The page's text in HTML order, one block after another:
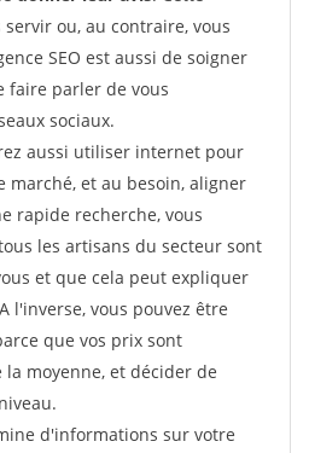
servir ou, au contraire, vous
SEO est aussi de soigner
faire parler de vous
sociaux.
aussi utiliser internet pour
marché, et au besoin, aligner
rapide recherche, vous
les artisans du secteur sont
et que cela peut expliquer
l'inverse, vous pouvez être
que vos prix sont
moyenne, et décider de
d'informations sur votre